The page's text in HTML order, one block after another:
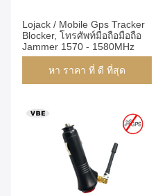
Lojack / Mobile Gps Tracker
Blocker, โทรศัพท์มือถือมือถือ
Jammer 1570 - 1580MHz
หา ราคา ที่ ดี ที่สุด